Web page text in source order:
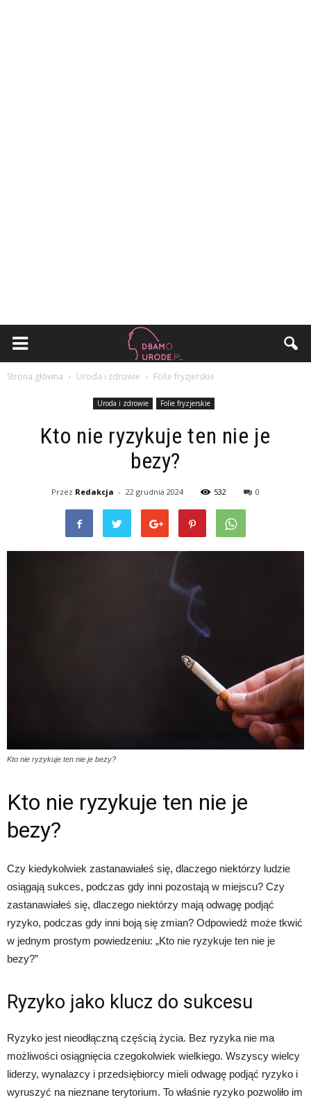
Strona główna Uroda i zdrowie Folie fryzjerskie
Uroda i zdrowie Folie fryzjerskie
Kto nie ryzykuje ten nie je
bezy?
Przez Redakcja - 22 grudnia 2024 532 0
Kto nie ryzykuje ten nie je bezy?
Kto nie ryzykuje ten nie je
bezy?
Czy kiedykolwiek zastanawiałeś się, dlaczego niektórzy ludzie
osiągają sukces, podczas gdy inni pozostają w miejscu? Czy
zastanawiałeś się, dlaczego niektórzy mają odwagę podjąć
ryzyko, podczas gdy inni boją się zmian? Odpowiedź może tkwić
w jednym prostym powiedzeniu: „Kto nie ryzykuje ten nie je
bezy?”
Ryzyko jako klucz do sukcesu
Ryzyko jest nieodłączną częścią życia. Bez ryzyka nie ma
możliwości osiągnięcia czegokolwiek wielkiego. Wszyscy wielcy
liderzy, wynalazcy i przedsiębiorcy mieli odwagę podjąć ryzyko i
wyruszyć na nieznane terytorium. To właśnie ryzyko pozwoliło im